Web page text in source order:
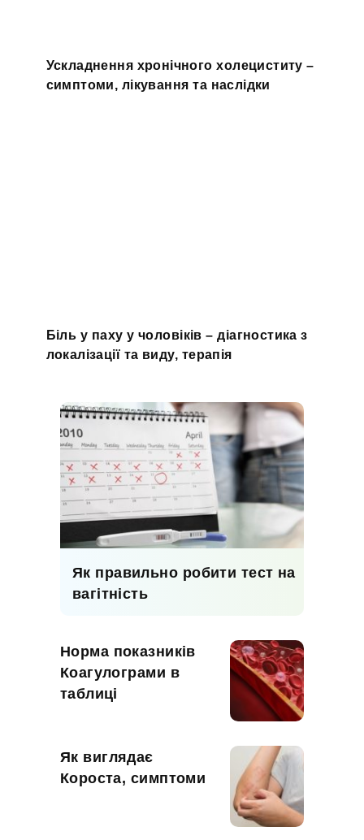
Ускладнення хронічного холециститу –
симптоми, лікування та наслідки
Біль у паху у чоловіків – діагностика з
локалізації та виду, терапія
Як правильно робити тест на
вагітність
Норма показників
Коагулограми в
таблиці
Як виглядає
Короста, симптоми